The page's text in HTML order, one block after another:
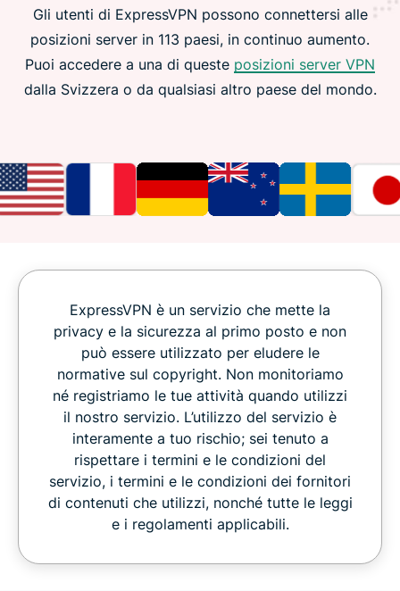
Gli utenti di ExpressVPN possono connettersi alle
posizioni server in 113 paesi, in continuo aumento.
Puoi accedere a una di queste posizioni server VPN
dalla Svizzera o da qualsiasi altro paese del mondo.
ExpressVPN è un servizio che mette la
privacy e la sicurezza al primo posto e non
può essere utilizzato per eludere le
normative sul copyright. Non monitoriamo
né registriamo le tue attività quando utilizzi
il nostro servizio. L’utilizzo del servizio è
interamente a tuo rischio; sei tenuto a
rispettare i termini e le condizioni del
servizio, i termini e le condizioni dei fornitori
di contenuti che utilizzi, nonché tutte le leggi
e i regolamenti applicabili.